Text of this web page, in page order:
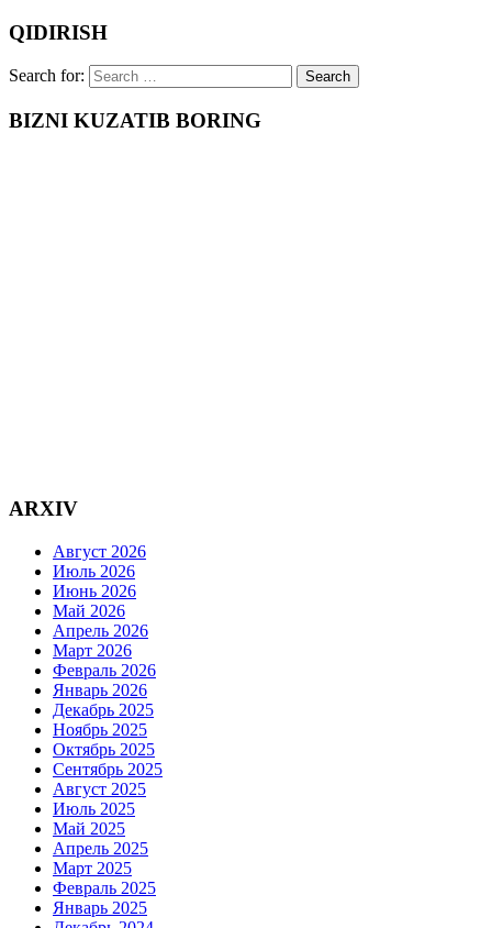
QIDIRISH
Search for:
BIZNI KUZATIB BORING
ARXIV
Август 2026
Июль 2026
Июнь 2026
Май 2026
Апрель 2026
Март 2026
Февраль 2026
Январь 2026
Декабрь 2025
Ноябрь 2025
Октябрь 2025
Сентябрь 2025
Август 2025
Июль 2025
Май 2025
Апрель 2025
Март 2025
Февраль 2025
Январь 2025